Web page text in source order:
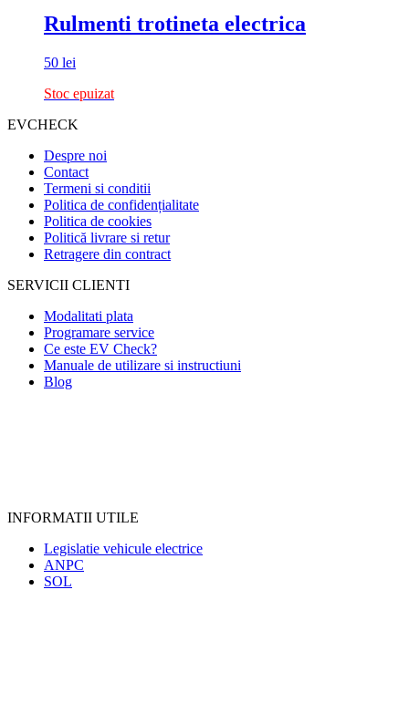
Rulmenti trotineta electrica
50 lei
Stoc epuizat
EVCHECK
Despre noi
Contact
Termeni si conditii
Politica de confidențialitate
Politica de cookies
Politică livrare si retur
Retragere din contract
SERVICII CLIENTI
Modalitati plata
Programare service
Ce este EV Check?
Manuale de utilizare si instructiuni
Blog
INFORMATII UTILE
Legislatie vehicule electrice
ANPC
SOL